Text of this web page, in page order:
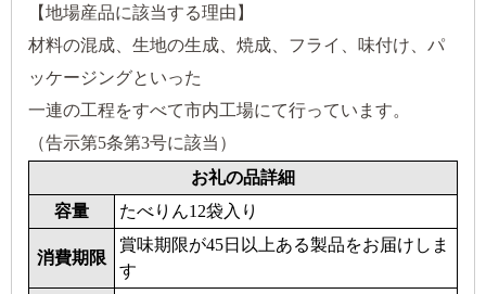
【地場産品に該当する理由】
材料の混成、生地の生成、焼成、フライ、味付け、パ
ッケージングといった
一連の工程をすべて市内工場にて行っています。
（告示第5条第3号に該当）
お礼の品詳細
容量
たべりん12袋入り
消費期限
賞味期限が45日以上ある製品をお届けしま
す